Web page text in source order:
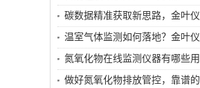
需求
气体监测装置实现实时监测
碳数据精准获取新思路，金叶仪
器温室气体监测装置实用价值解
析
温室气体监测如何落地？金叶仪
器助力企业做好碳数据管控
氮氧化物在线监测仪器有哪些用
处？众多工厂实测分享
做好氮氧化物排放管控，靠谱的